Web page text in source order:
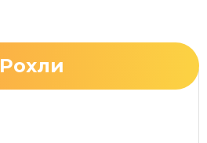
Рохли